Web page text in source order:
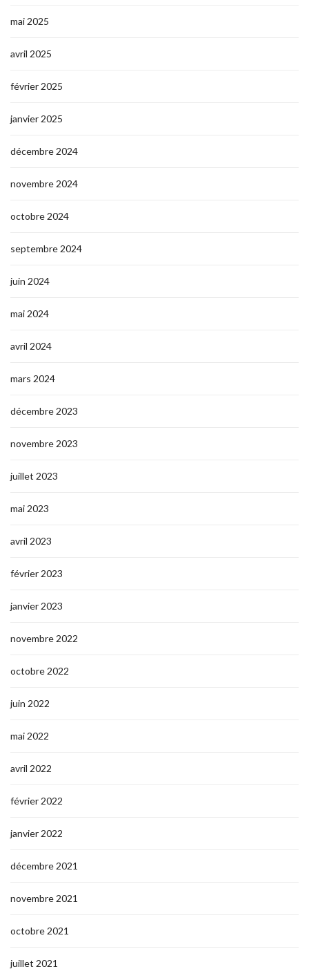
mai 2025
avril 2025
février 2025
janvier 2025
décembre 2024
novembre 2024
octobre 2024
septembre 2024
juin 2024
mai 2024
avril 2024
mars 2024
décembre 2023
novembre 2023
juillet 2023
mai 2023
avril 2023
février 2023
janvier 2023
novembre 2022
octobre 2022
juin 2022
mai 2022
avril 2022
février 2022
janvier 2022
décembre 2021
novembre 2021
octobre 2021
juillet 2021